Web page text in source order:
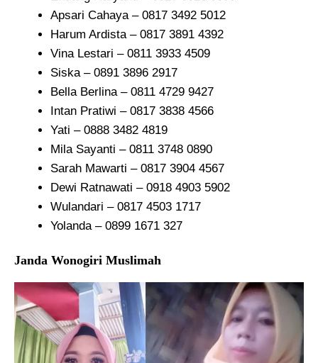
Apsari Cahaya – 0817 3492 5012
Harum Ardista – 0817 3891 4392
Vina Lestari – 0811 3933 4509
Siska – 0891 3896 2917
Bella Berlina – 0811 4729 9427
Intan Pratiwi – 0817 3838 4566
Yati – 0888 3482 4819
Mila Sayanti – 0811 3748 0890
Sarah Mawarti – 0817 3904 4567
Dewi Ratnawati – 0918 4903 5902
Wulandari – 0817 4503 1717
Yolanda – 0899 1671 327
Janda Wonogiri Muslimah